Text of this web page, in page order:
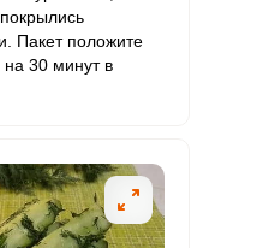
9.6
11
0 0
0.7 4
Пакет положите
на 30 минут в